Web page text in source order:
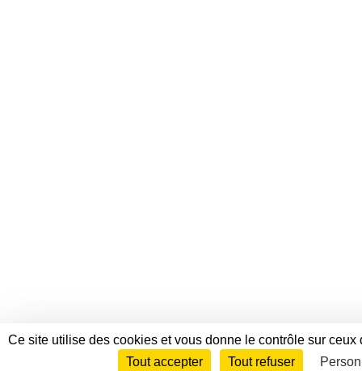
Envie de participer ?
Ce site utilise des cookies et vous donne le contrôle sur ceux
Tout accepter
Tout refuser